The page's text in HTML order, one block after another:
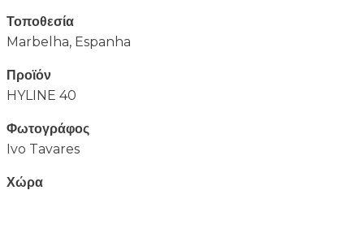
Τοποθεσία
Marbelha, Espanha
Προϊόν
HYLINE 40
Φωτογράφος
Ivo Tavares
Χώρα